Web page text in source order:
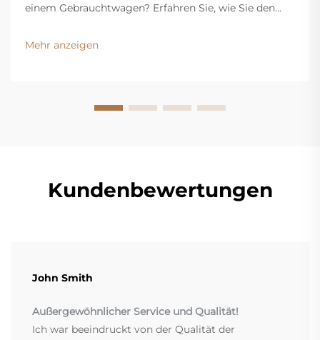
einem Gebrauchtwagen? Erfahren Sie, wie Sie den
Flüssigkeitsstand kontrollieren und Warnsignale
erkennen. Holen Sie sich jetzt unseren kostenlosen
Mehr anzeigen
Kundenbewertungen
John Smith
Außergewöhnlicher Service und Qualität!
Ich war beeindruckt von der Qualität der